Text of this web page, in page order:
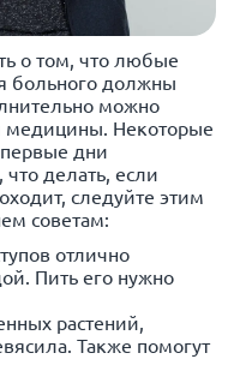
о том, что любые
больного должны
можно
медицины. Некоторые
дни
делать, если
следуйте этим
советам:
отлично
Пить его нужно
растений,
Также помогут